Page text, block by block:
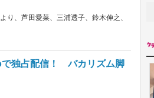
り、芦田愛菜、三浦透子、鈴木伸之、
で独占配信！ バカリズム脚